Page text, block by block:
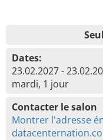
Dates:
23.02.2027 -
mardi, 1 jour
Contacter le salon
Montrer l'adresse